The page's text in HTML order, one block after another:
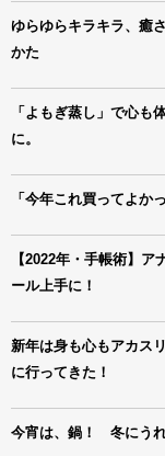
ゆらゆらキラキラ、癒
かた
「よもぎ蒸し」で心も
に。
「今年これ買ってよか
【2022年・手帳術】
ール上手に！
新年は身も心もアカス
に行ってきた！
今宵は、鍋！ 冬にう